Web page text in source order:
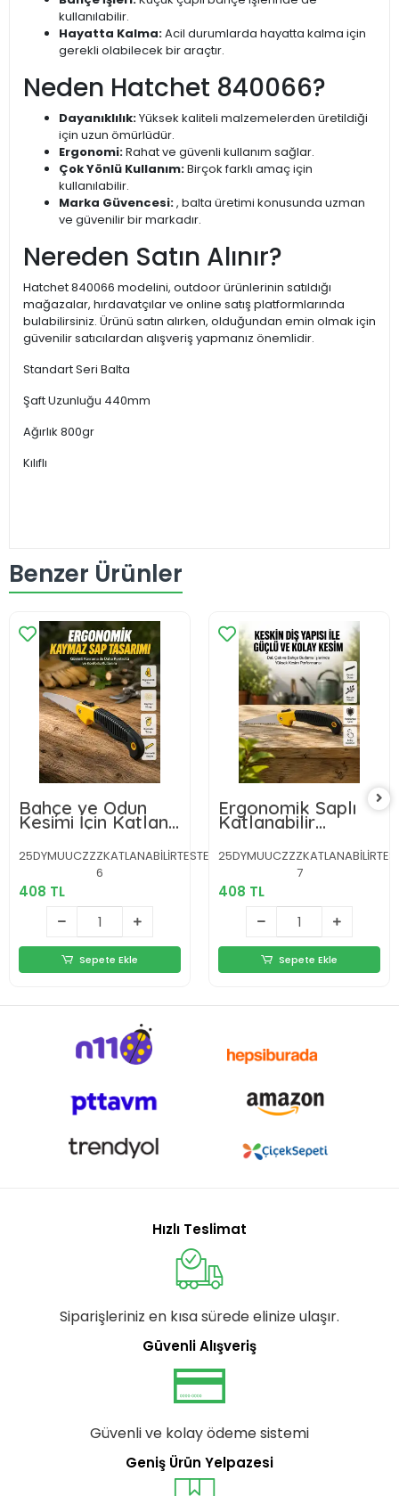
kullanılabilir.
Hayatta Kalma:Acil durumlarda hayatta kalma için
gerekli olabilecek bir araçtır.
Neden Hatchet 840066?
Dayanıklılık:Yüksek kaliteli malzemelerden üretildiği
için uzun ömürlüdür.
Ergonomi:Rahat ve güvenli kullanım sağlar.
Çok Yönlü Kullanım:Birçok farklı amaç için
kullanılabilir.
Marka Güvencesi:, balta üretimi konusunda uzman
ve güvenilir bir markadır.
Nereden Satın Alınır?
Hatchet 840066 modelini, outdoor ürünlerinin satıldığı
mağazalar, hırdavatçılar ve online satış platformlarında
bulabilirsiniz. Ürünü satın alırken, olduğundan emin olmak için
güvenilir satıcılardan alışveriş yapmanız önemlidir.
Standart Seri Balta
Şaft Uzunluğu 440mm
Ağırlık 800gr
Kılıflı
Benzer Ürünler
Bahçe ve Odun
Kesimi İçin Katlanır
El Testeresi
25DYMUUCZZZKATLANABİLİRTESTERE-
6
408 TL
Sepete Ekle
Ergonomik Saplı
Katlanabilir
Budama Testeresi
7
408 TL
Sepete Ekle
Hızlı Teslimat
Siparişleriniz en kısa sürede elinize ulaşır.
Güvenli Alışveriş
Güvenli ve kolay ödeme sistemi
Geniş Ürün Yelpazesi